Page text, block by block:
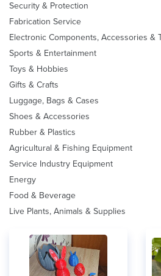
Security & Protection
Fabrication Service
Electronic Components, Accessories &
Sports & Entertainment
Toys & Hobbies
Gifts & Crafts
Luggage, Bags & Cases
Shoes & Accessories
Rubber & Plastics
Agricultural & Fishing Equipment
Service Industry Equipment
Energy
Food & Beverage
Live Plants, Animals & Supplies